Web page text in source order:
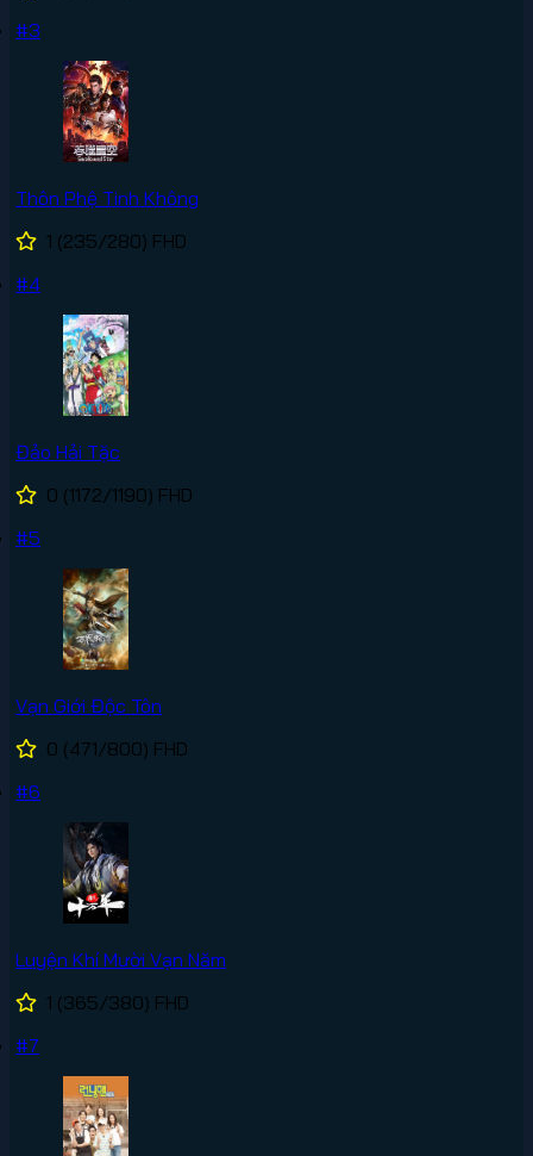
#3
Thôn Phệ Tinh Không
1 (235/280) FHD
#4
Đảo Hải Tặc
0 (1172/1190) FHD
#5
Vạn Giới Độc Tôn
0 (471/800) FHD
#6
Luyện Khí Mười Vạn Năm
1 (365/380) FHD
#7